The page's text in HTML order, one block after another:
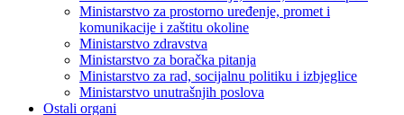
Ministarstvo za prostorno uređenje, promet i
komunikacije i zaštitu okoline
Ministarstvo zdravstva
Ministarstvo za boračka pitanja
Ministarstvo za rad, socijalnu politiku i izbjeglice
Ministarstvo unutrašnjih poslova
Ostali organi